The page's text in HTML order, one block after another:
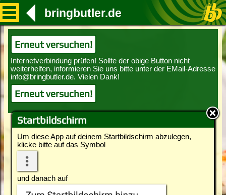
Startbildschirm
Um diese App auf deinem Startbildschirm abzulegen,
klicke bitte auf das Symbol
und danach auf
bringbutler.de
Erneut versuchen!
Erneut versuchen!